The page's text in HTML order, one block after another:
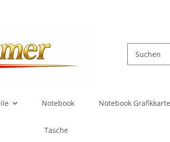
Notebook Notebook
Tasche